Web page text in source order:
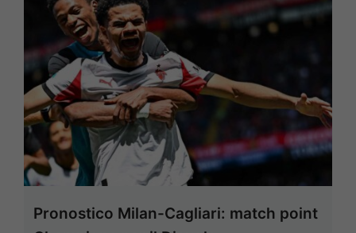
Pronostico Milan-Cagliari: match point